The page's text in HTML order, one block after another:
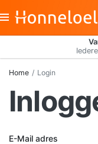
Home Login
E-Mail adres